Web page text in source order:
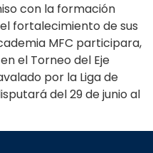
con la formación
fortalecimiento de sus
MFC participara,
el Torneo del Eje
por la Liga de
del 29 de junio al